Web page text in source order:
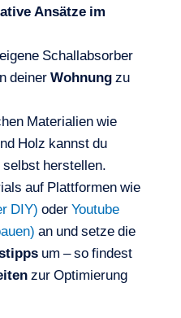
Ansätze im
Schallabsorber
deinerWohnungzu
Materialien wie
Holz kannst du
herstellen.
auf Plattformen wie
DIY)oderYoutube
an und setze die
um – so findest
zur Optimierung